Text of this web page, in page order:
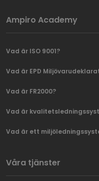
Ampiro Academy
Vad är ISO 9001?
Vad är EPD
Vad är FR2000?
Vad är
Vad är ett
Våra tjänster